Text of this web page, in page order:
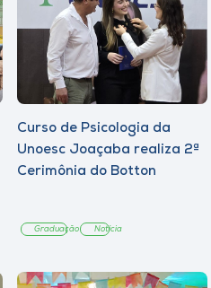
Curso de Psicologia da
Unoesc Joaçaba realiza 2ª
Cerimônia do Botton
Graduação Notícia